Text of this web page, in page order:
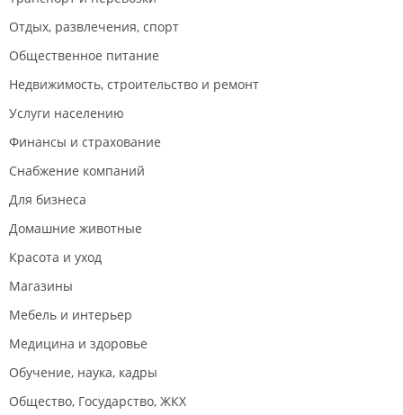
Отдых, развлечения, спорт
Общественное питание
Недвижимость, строительство и ремонт
Услуги населению
Финансы и страхование
Снабжение компаний
Для бизнеса
Домашние животные
Красота и уход
Магазины
Мебель и интерьер
Медицина и здоровье
Обучение, наука, кадры
Общество, Государство, ЖКХ